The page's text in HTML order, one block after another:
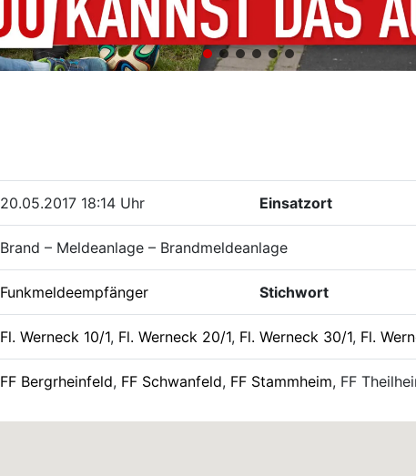
20.05.2017 18:14 Uhr Einsatzort
Brand – Meldeanlage – Brandmeldeanlage
Funkmeldeempfänger Stichwort
Fl. Werneck 10/1, Fl. Werneck 20/1, Fl. Werneck 30/1, Fl.
FF Bergrheinfeld, FF Schwanfeld, FF Stammheim, FF